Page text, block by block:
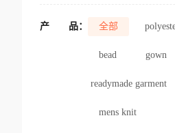
产 品： 全部
bead gown
readymade garment
mens knit